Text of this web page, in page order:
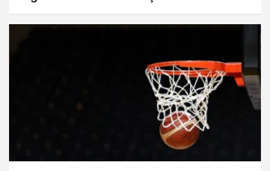
yenilenecek